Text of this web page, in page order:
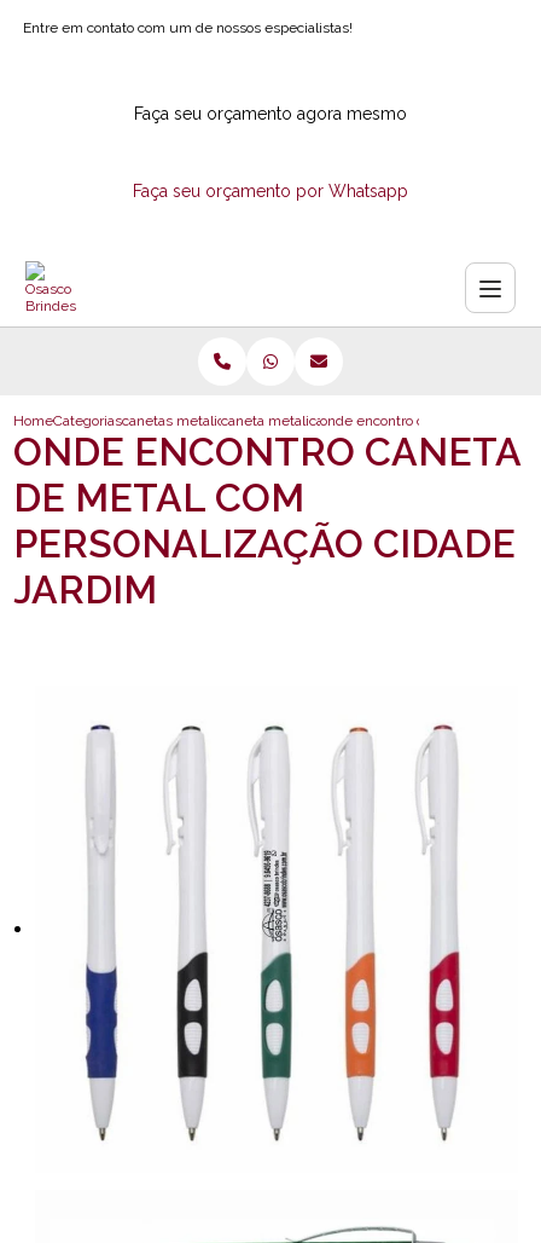
Entre em contato com um de nossos especialistas!
Faça seu orçamento agora mesmo
Faça seu orçamento por Whatsapp
HomeCategoriascanetas metalicascaneta metalica com laseronde encontro caneta de metal
ONDE ENCONTRO CANETA
DE METAL COM
PERSONALIZAÇÃO CIDADE
JARDIM